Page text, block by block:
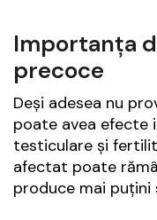
Importanța
precoce
Deși adesea nu
poate avea efecte
testiculare și
afectat poate
produce mai